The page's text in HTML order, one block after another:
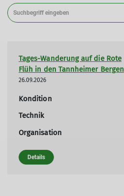
Tages-Wanderung auf die Rote
Flüh in den Tannheimer Bergen
26.09.2026
Kondition
Technik
Organisation
Details